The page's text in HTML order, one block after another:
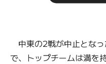
中東の2戦が中止とな
で、トップチームは満を